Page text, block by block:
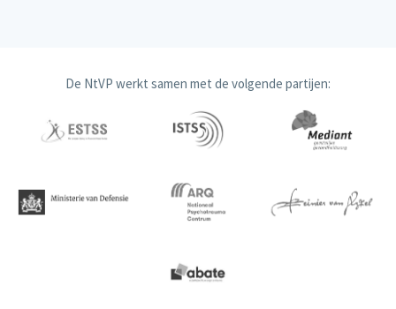
De NtVP werkt samen met de volgende partijen: